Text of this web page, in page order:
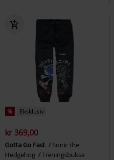
% Eksklusiv
kr 369,00
Gotta Go Fast
Sonic the
Hedgehog
Treningsbukse